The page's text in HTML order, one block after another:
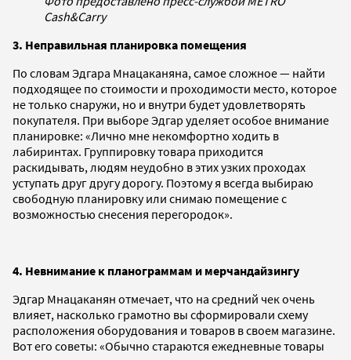
Cash&Carry
3. Неправильная планировка помещения
По словам Эдгара Мнацаканяна, самое сложное — найти
подходящее по стоимости и проходимости место, которое
не только снаружи, но и внутри будет удовлетворять
покупателя. При выборе Эдгар уделяет особое внимание
планировке: «Лично мне некомфортно ходить в
лабиринтах. Группировку товара приходится
раскидывать, людям неудобно в этих узких проходах
уступать друг другу дорогу. Поэтому я всегда выбираю
свободную планировку или снимаю помещение с
возможностью снесения перегородок».
4. Невнимание к планограммам и мерчандайзингу
Эдгар Мнацаканян отмечает, что на средний чек очень
влияет, насколько грамотно вы сформировали схему
расположения оборудования и товаров в своем магазине.
Вот его советы: «Обычно стараются ежедневные товары